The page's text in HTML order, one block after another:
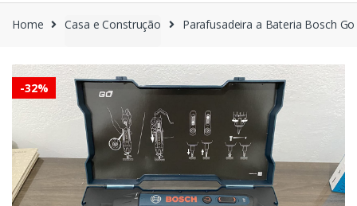
Home Casa e Construção Parafusadeira a Bateria Bosch
-32%